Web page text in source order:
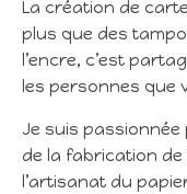
La création de
plus que des
l’encre, c’est
les personnes que
Je suis passionnée
de la fabrication
l’artisanat du